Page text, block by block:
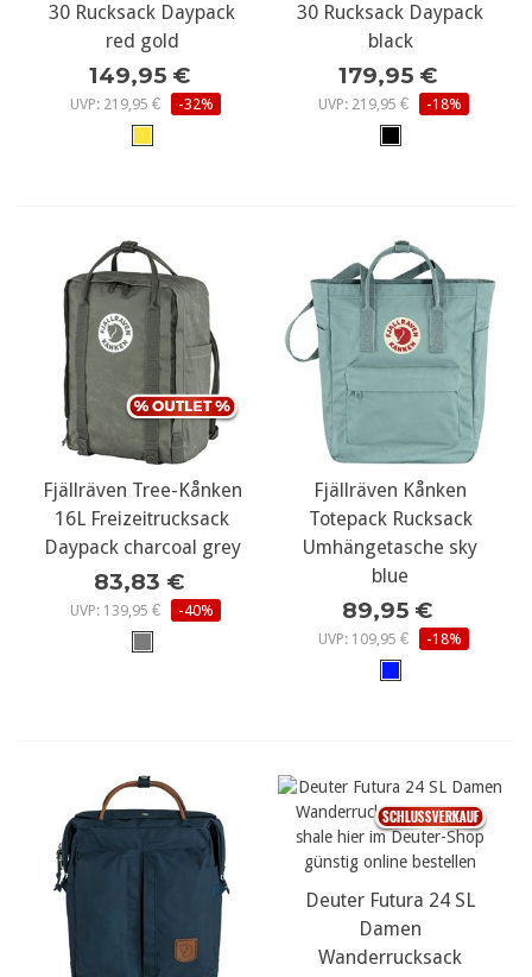
30 Rucksack Daypack
red gold
149,95 €
UVP: 219,95 € -32%
30 Rucksack Daypack
black
179,95 €
UVP: 219,95 € -18%
Fjällräven Tree-Kånken
16L Freizeitrucksack
Daypack charcoal grey
83,83 €
UVP: 139,95 € -40%
Fjällräven Kånken
Totepack Rucksack
Umhängetasche sky
blue
89,95 €
UVP: 109,95 € -18%
Deuter Futura 24 SL
Damen
Wanderrucksack